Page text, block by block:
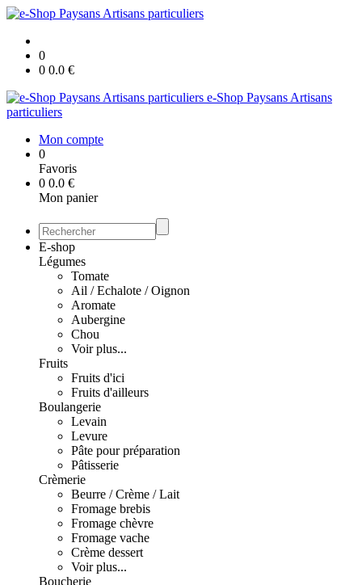
0
0 0.0 €
e-Shop Paysans Artisans
particuliers
Mon compte
0
Favoris
0 0.0 €
Mon panier
E-shop
Légumes
Tomate
Ail / Echalote / Oignon
Aromate
Aubergine
Chou
Voir plus...
Fruits
Fruits d'ici
Fruits d'ailleurs
Boulangerie
Levain
Levure
Pâte pour préparation
Pâtisserie
Crèmerie
Beurre / Crème / Lait
Fromage brebis
Fromage chèvre
Fromage vache
Crème dessert
Voir plus...
Boucherie